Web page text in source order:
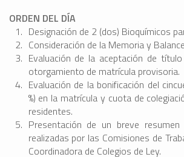
ORDEN DEL DÍA
Designación de 2 (dos) Bioquímicos
Consideración de la Memoria y
Evaluación de la aceptación de
otorgamiento de matrícula provisoria.
Evaluación de la bonificación del
%) en la matrícula y cuota de
residentes.
⁠Presentación de un breve
realizadas por las Comisiones de
Coordinadora de Colegios de Ley.